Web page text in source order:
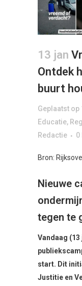
13 jan
Ontdek
buurt
Geplaatst op
Educatie,
Redactie
0
Bron:
Nieuwe
tegen te
Vandaag
start. Dit
Justitie en